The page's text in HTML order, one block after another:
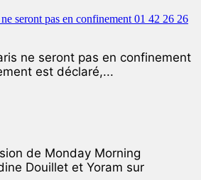
ne seront pas en confinement
est déclaré,...
de Monday Morning
Douillet et Yoram sur